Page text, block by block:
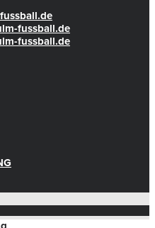
fussball.de
fussball.de